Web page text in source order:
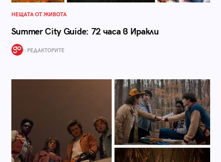
НЕЩАТА ОТ ЖИВОТА
Summer City Guide: 72 часа в Иракли
РЕДАКТОРИТЕ